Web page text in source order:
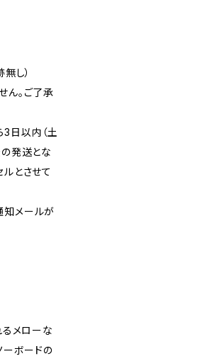
し）
ん。ご了承
日以内（土
発送とな
とさせて
メールが
るメローな
ーボードの